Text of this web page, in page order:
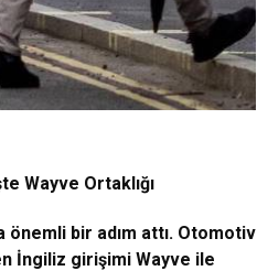
Wayve Ortaklığı
bir adım attı. Otomotiv
İngiliz girişimi Wayve ile